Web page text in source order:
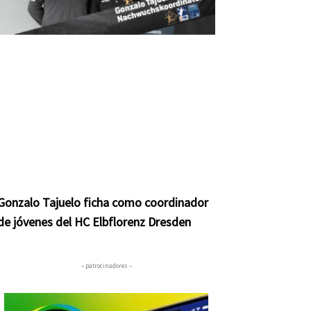
Tajuelo ficha como coordinador
jóvenes del HC Elbflorenz Dresden
– patrocinadores –